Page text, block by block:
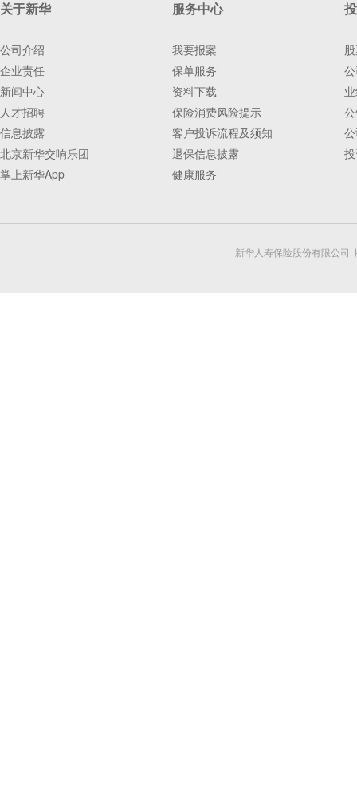
关于新华
公司介绍
企业责任
新闻中心
人才招聘
信息披露
北京新华交响乐团
掌上新华App
服务中心
我要报案
保单服务
资料下载
保险消费风险提示
客户投诉流程及须知
退保信息披露
健康服务
新华人寿保险股份有限公